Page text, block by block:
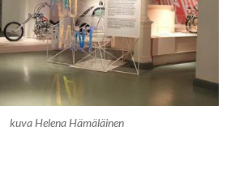
kuva Helena Hämäläinen